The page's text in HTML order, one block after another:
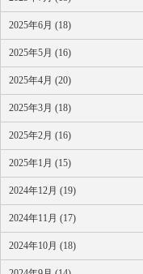
2025年6月 (18)
2025年5月 (16)
2025年4月 (20)
2025年3月 (18)
2025年2月 (16)
2025年1月 (15)
2024年12月 (19)
2024年11月 (17)
2024年10月 (18)